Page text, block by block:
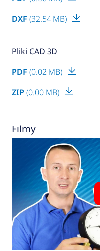
DXF (32.54 MB)
Pliki CAD 3D
PDF (0.02 MB)
ZIP (0.00 MB)
Filmy